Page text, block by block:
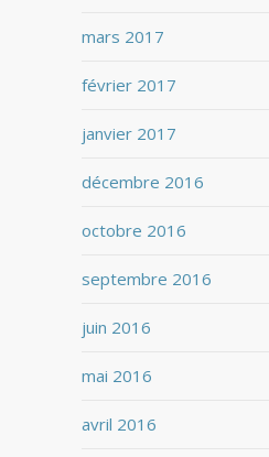
mars 2017
février 2017
janvier 2017
décembre 2016
octobre 2016
septembre 2016
juin 2016
mai 2016
avril 2016